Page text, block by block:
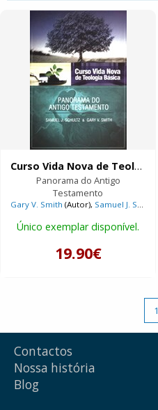
Curso Vida Nova de Teologia básica | Volume 2 |
Panorama do Antigo
Testamento
Gary V. Smith (Autor), Samuel J. Schultz
Único exemplar disponível.
19.90€
1
Contactos
Nossa história
Blog